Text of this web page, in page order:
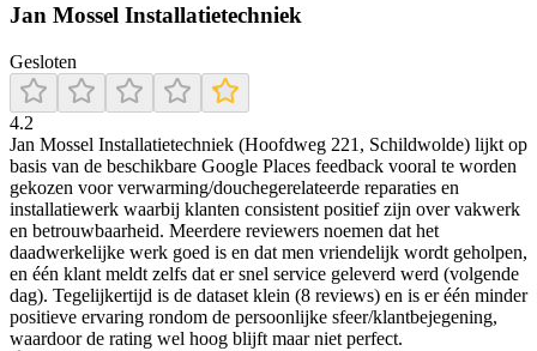
Jan Mossel Installatietechniek
Gesloten
4.2
Jan Mossel Installatietechniek (Hoofdweg 221, Schildwolde) lijkt op
basis van de beschikbare Google Places feedback vooral te worden
gekozen voor verwarming/douchegerelateerde reparaties en
installatiewerk waarbij klanten consistent positief zijn over vakwerk
en betrouwbaarheid. Meerdere reviewers noemen dat het
daadwerkelijke werk goed is en dat men vriendelijk wordt geholpen,
en één klant meldt zelfs dat er snel service geleverd werd (volgende
dag). Tegelijkertijd is de dataset klein (8 reviews) en is er één minder
positieve ervaring rondom de persoonlijke sfeer/klantbejegening,
waardoor de rating wel hoog blijft maar niet perfect.